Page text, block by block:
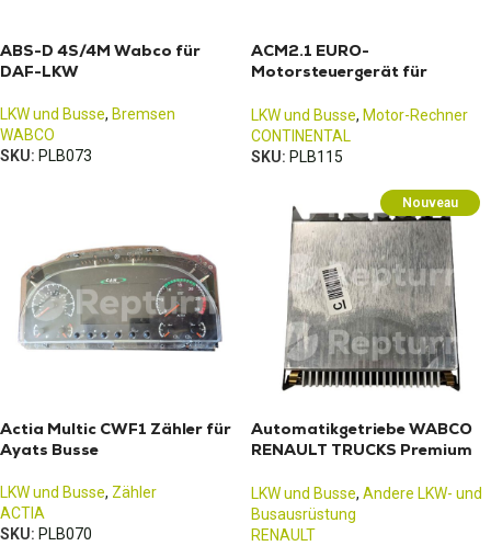
ABS-D 4S/4M Wabco für
DAF-LKW
LKW und Busse, Bremsen
WABCO
SKU: PLB073
ACM2.1 EURO-
Motorsteuergerät für
LKW und Busse, Motor-Rechner
CONTINENTAL
SKU: PLB115
Actia Multic CWF1 Zähler für
Ayats Busse
LKW und Busse, Zähler
ACTIA
SKU: PLB070
Nouveau
Automatikgetriebe WABCO
RENAULT TRUCKS Premium
LKW und Busse, Andere LKW- und
Busausrüstung
RENAULT